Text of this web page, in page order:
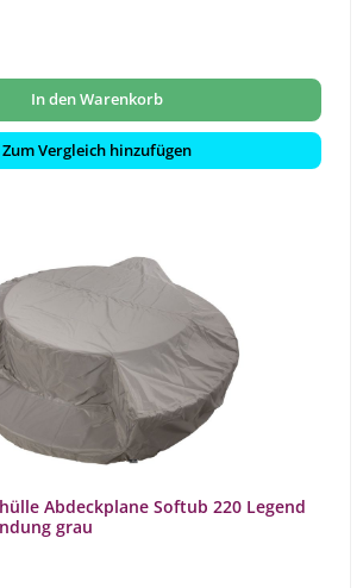
In den Warenkorb
Zum Vergleich hinzufügen
Abdeckplane Softub 220 Legend
grau